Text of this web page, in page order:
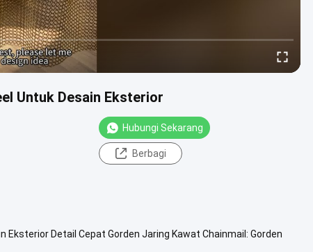
Untuk Desain Eksterior
Hubungi Sekarang
Berbagi
Detail Cepat Gorden Jaring Kawat Chainmail: Gorden